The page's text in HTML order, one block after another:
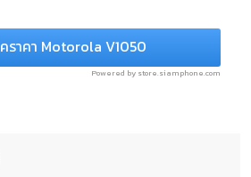
ราคา Motorola V1050
Powered by store.siamphone.com